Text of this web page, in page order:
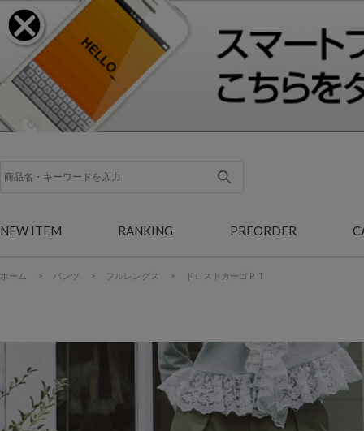
NEW ITEM RANKING PREORDER
ホーム > パンツ > フルレングス > ドロストカーゴＰＴ